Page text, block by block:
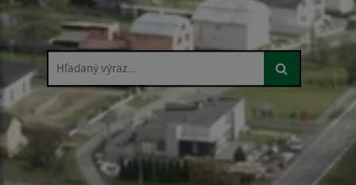
Hľadaný výraz...